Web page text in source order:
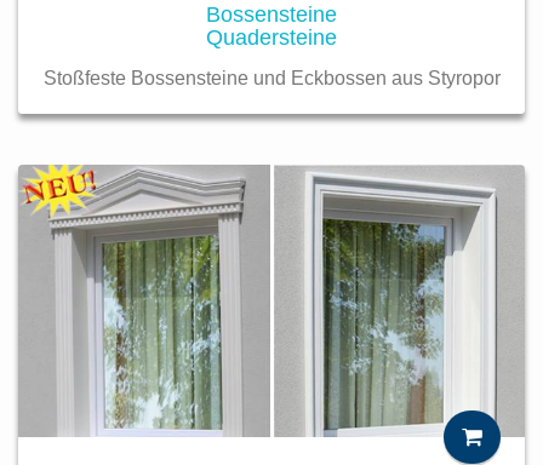
Bossensteine
Quadersteine
Stoßfeste Bossensteine und Eckbossen aus Styropor